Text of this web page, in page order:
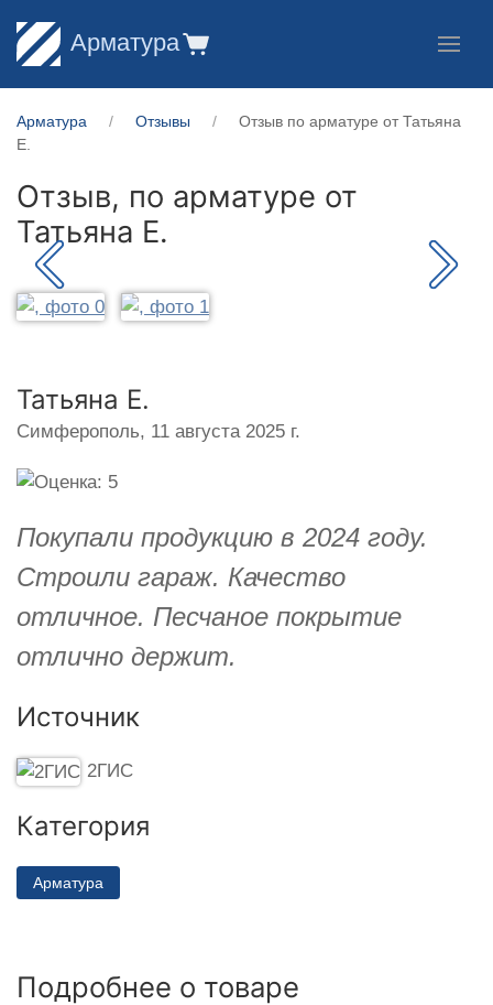
Арматура
Арматура Отзывы
Отзыв по арматуре от Татьяна
Е.
Отзыв, по арматуре от
Татьяна Е.
Татьяна Е.
Симферополь, 11 августа 2025 г.
Покупали продукцию в 2024 году.
Строили гараж. Качество
отличное. Песчаное покрытие
отлично держит.
Источник
2ГИС
Категория
Арматура
Подробнее о товаре